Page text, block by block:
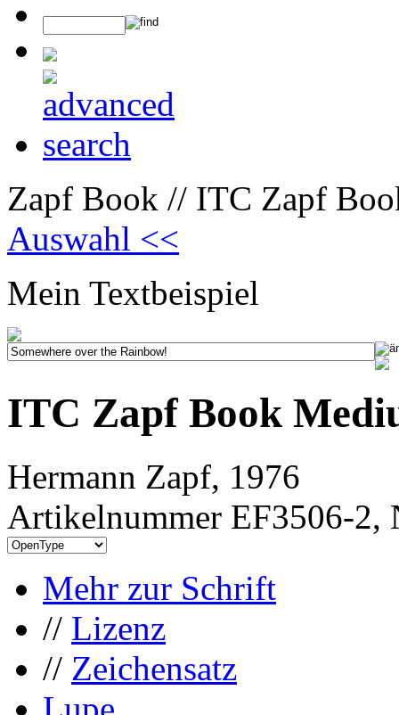
Zapf Book // ITC Zapf
Auswahl <<
Mein Textbeispiel
ITC Zapf Book
Hermann Zapf, 1976
Artikelnummer EF3506-2,
Mehr zur Schrift
// Lizenz
// Zeichensatz